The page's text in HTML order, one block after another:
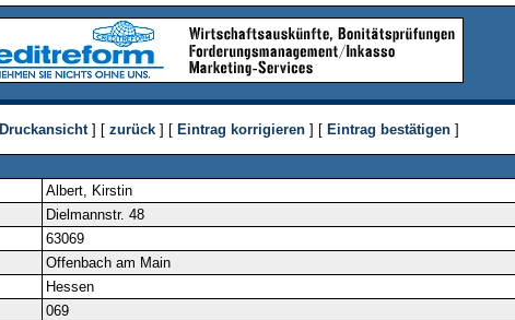
Druckansicht] [ zurück ] [ Eintrag korrigieren ] [ Eintrag bestätigen ]
Albert, Kirstin
Dielmannstr. 48
63069
Offenbach am Main
Hessen
069